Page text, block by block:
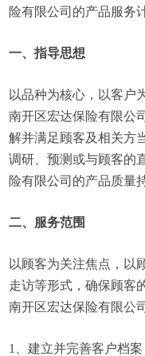
险有限公司的产品服务
一、指导思想
以品种为核心，以客户
南开区宏达保险有限公
解并满足顾客及相关方
调研、预测或与顾客的
险有限公司的产品质量
二、服务范围
以顾客为关注焦点，以
走访等形式，确保顾客
南开区宏达保险有限公
1、建立并完善客户档